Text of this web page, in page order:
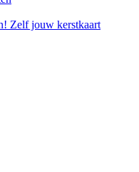
Zelf jouw kerstkaart